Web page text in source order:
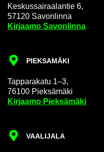
Kes­kus­sai­raa­lan­tie 6,
57120 Sa­von­lin­na
Kir­jaa­mo Sa­von­lin­na
PIEK­SA­MÄ­KI
Tap­pa­ra­ka­tu 1–3,
76100 Piek­sä­mä­ki
Kir­jaa­mo Piek­sä­mä­ki
VAA­LI­JA­LA